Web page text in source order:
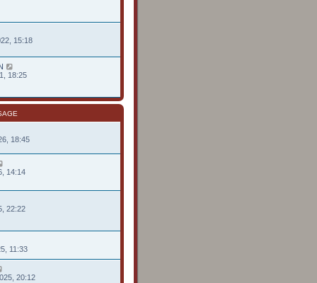
15:18
18:25
18:45
14:14
22:22
11:33
20:12